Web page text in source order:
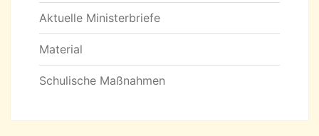
Aktuelle Ministerbriefe
Material
Schulische Maßnahmen